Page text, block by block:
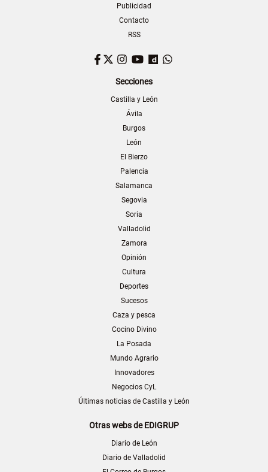
Publicidad
Contacto
RSS
Facebook
TwitterInstagram
YouTubeDailymotion
Secciones
Castilla y León
Ávila
Burgos
León
El Bierzo
Palencia
Salamanca
Segovia
Soria
Valladolid
Zamora
Opinión
Cultura
Deportes
Sucesos
Caza y pesca
Cocino Divino
La Posada
Mundo Agrario
Innovadores
Negocios CyL
Últimas noticias de Castilla y León
Otras webs de EDIGRUP
Diario de León
Diario de Valladolid